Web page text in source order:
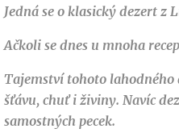
Jedná se o klasický dezert z
Ačkoli se dnes u mnoha
Tajemství tohoto lahodného
šťávu, chuť i živiny. Navíc
samostných pecek.